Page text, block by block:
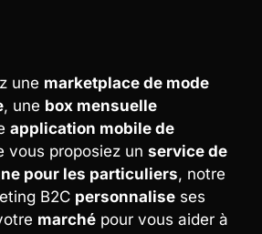
une marketplace de mode
, une box mensuelle
application mobile de
vous proposiez un service de
pour les particuliers, notre
B2C personnalise ses
marché pour vous aider à